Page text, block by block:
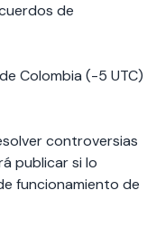
de
Colombia (-5 UTC)
controversias
publicar si lo
funcionamiento de